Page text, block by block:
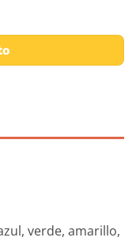
verde, amarillo,